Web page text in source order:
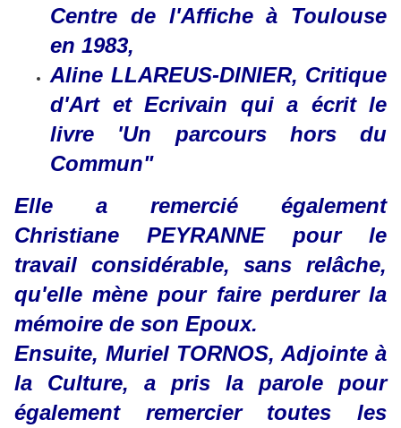
Centre de l'Affiche à Toulouse
en 1983,
Aline LLAREUS-DINIER, Critique
d'Art et Ecrivain qui a écrit le
livre 'Un parcours hors du
Commun"
Elle a remercié également
Christiane PEYRANNE pour le
travail considérable, sans relâche,
qu'elle mène pour faire perdurer la
mémoire de son Epoux.
Ensuite, Muriel TORNOS, Adjointe à
la Culture, a pris la parole pour
également remercier toutes les